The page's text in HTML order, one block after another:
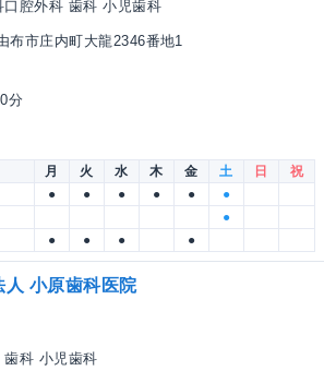
口腔外科 歯科 小児歯科
布市庄内町大龍2346番地1
分
月 火 水 木 金 土 日
祝
● ● ● ● ●
●
●
● ● ● ●
人 小原歯科医院
科 小児歯科